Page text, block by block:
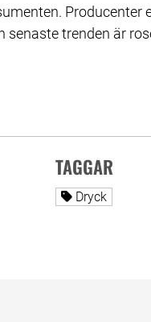
senaste trenden är
Facebook
på Linked In
TAGGAR
Alla sidor
Dryck